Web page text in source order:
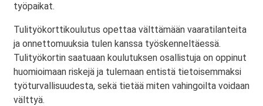
työpaikat.
Tulityökorttikoulutus opettaa välttämään vaaratilanteita
ja onnettomuuksia tulen kanssa työskenneltäessä.
Tulityökortin saatuaan koulutuksen osallistuja on oppinut
huomioimaan riskejä ja tulemaan entistä tietoisemmaksi
työturvallisuudesta, sekä tietää miten vahingoilta voidaan
välttyä.